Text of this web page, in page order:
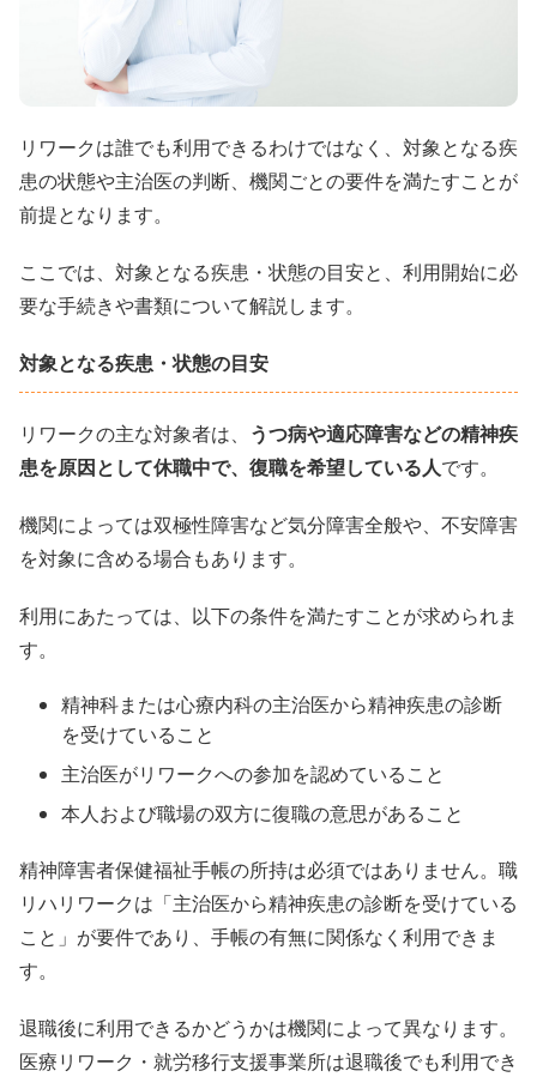
リワークは誰でも利用できるわけではなく、対象となる疾
患の状態や主治医の判断、機関ごとの要件を満たすことが
前提となります。
ここでは、対象となる疾患・状態の目安と、利用開始に必
要な手続きや書類について解説します。
対象となる疾患・状態の目安
リワークの主な対象者は、 うつ病や適応障害などの精神疾
患を原因として休職中で、復職を希望している人です。
機関によっては双極性障害など気分障害全般や、不安障害
を対象に含める場合もあります。
利用にあたっては、以下の条件を満たすことが求められま
す。
精神科または心療内科の主治医から精神疾患の診断
を受けていること
主治医がリワークへの参加を認めていること
本人および職場の双方に復職の意思があること
精神障害者保健福祉手帳の所持は必須ではありません。職
リハリワークは「主治医から精神疾患の診断を受けている
こと」が要件であり、手帳の有無に関係なく利用できま
す。
退職後に利用できるかどうかは機関によって異なります。
医療リワーク・就労移行支援事業所は退職後でも利用でき